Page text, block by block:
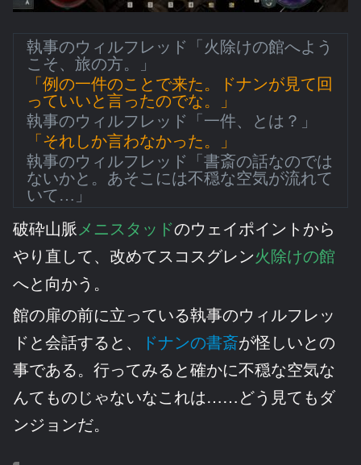
執事のウィルフレッド「火除けの館へよう
こそ、旅の方。」
「例の一件のことで来た。ドナンが見て回
っていいと言ったのでな。」
執事のウィルフレッド「一件、とは？」
「それしか言わなかった。」
執事のウィルフレッド「書斎の話なのでは
ないかと。あそこには不穏な空気が流れて
いて…」
破砕山脈 メニスタッドのウェイポイントから
やり直して、改めてスコスグレン火除けの館
へと向かう。
館の扉の前に立っている執事のウィルフレッ
ドと会話すると、
ドナンの書斎が怪しいとの
事である。行ってみると確かに不穏な空気な
んてものじゃないなこれは……どう見てもダ
ンジョンだ。